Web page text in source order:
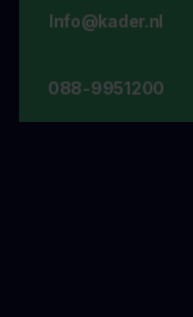
Info@kader.nl
088-9951200